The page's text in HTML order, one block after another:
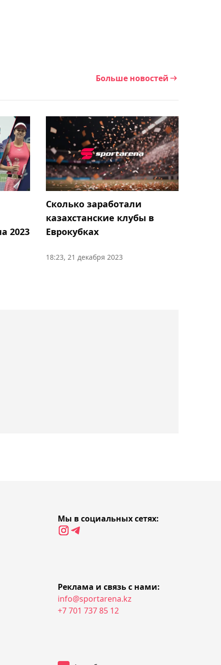
"Торпедо" обыграло
"Номад" в контрольном
матче
Видеообзор победного
матча Елены Рыбакиной
на старте турнира в
Торонто
01:13, 06 августа 2026
Гол Максима Самородова
не спас "Ахмат" от
01:05, 06 августа 2026
проблему перед игрой с
"Тобылом"
23:47, 05 августа 2026
Больше новостей
2023
Сколько заработали
казахстанские клубы в
Еврокубках
18:23, 21 декабря 2023
Мы в социальных сетях:
Реклама и связь с нами:
info@sportarena.kz
+7 701 737 85 12